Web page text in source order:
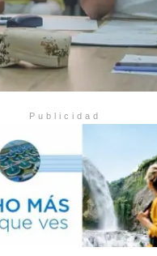
Publicidad